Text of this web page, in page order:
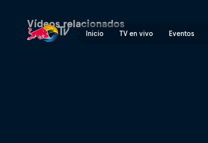
Inicio TV en vivo Eventos
Vídeos relacionados